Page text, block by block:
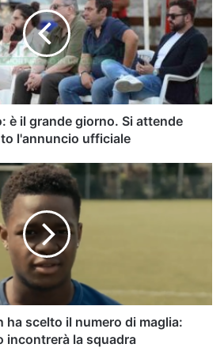
è il grande giorno. Si attende
l'annuncio ufficiale
ha scelto il numero di maglia:
incontrerà la squadra